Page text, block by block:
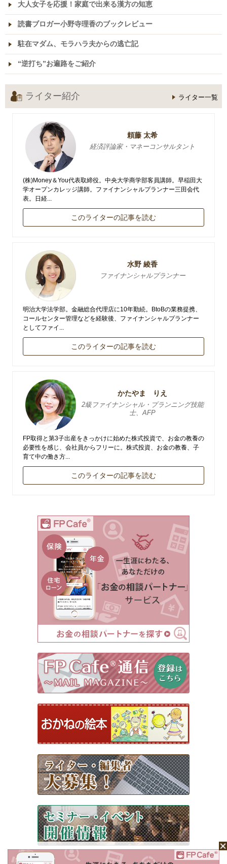
大人女子を応援！家庭で出来る漢方の知恵
読書ブロガー小野寺理香のブックレビュー
駐在マダム、モラハラ夫からの逃亡記
“逆打ち”お遍路をご紹介
ライター紹介 ライター一覧
頼藤 太希
経済評論家・マネーコンサルタント
(株)Money＆You代表取締役。中央大学商学部客員講師。早稲田大
学オープンカレッジ講師。ファイナンシャルプランナー三田会代
表。日経...
このライターの記事を読む
水野 綾香
ファイナンシャルプランナー
明治大学法学部。金融総合代理店に10年勤続。BtoBの業務提携、
コールセンター管理などを経験後、ファイナンシャルプランナー
としてファイ...
このライターの記事を読む
かたやま りえ
2級ファイナンシャル・プランニング技能
士、AFP
FP取得と第3子出産をきっかけに始めた株式投資で、お金の教養の
必要性を感じ、会社員からフリーに。株式投資、お金の教養、子
育て中の働き方...
このライターの記事を読む